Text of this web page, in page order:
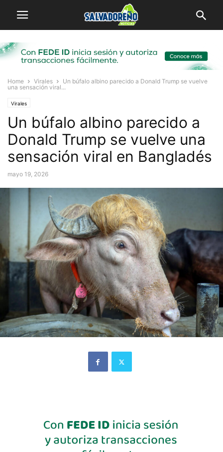
Home Virales
Un búfalo albino parecido a Donald Trump se vuelve
una sensación viral...
Virales
Un búfalo albino parecido a
Donald Trump se vuelve una
sensación viral en Bangladés
mayo 19, 2026